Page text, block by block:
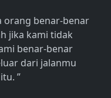
orang benar-benar
jika kami tidak
benar-benar
dari jalanmu
”